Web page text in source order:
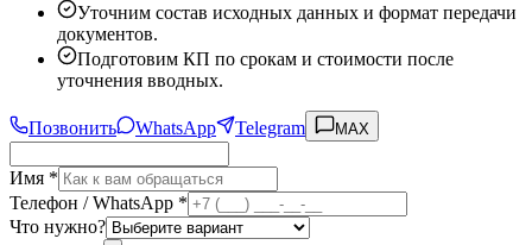
Уточним состав исходных данных и формат передачи
документов.
Подготовим КП по срокам и стоимости после
уточнения вводных.
Позвонить WhatsApp Telegram MAX
Имя *
Телефон / WhatsApp *
Что нужно?